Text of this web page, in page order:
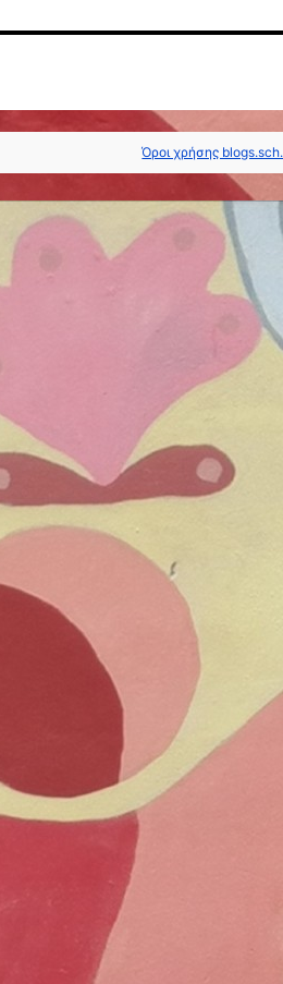
Όροι χρήσης